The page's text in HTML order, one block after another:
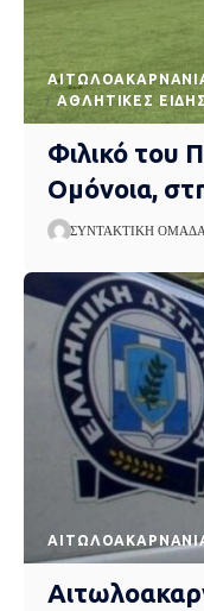
ΑΘΛΗΤΙΚΈΣ
Φιλικό του
Ομόνοια,
ΣΥΝΤΑΚΤΙΚΉ ΟΜΆΔΑ